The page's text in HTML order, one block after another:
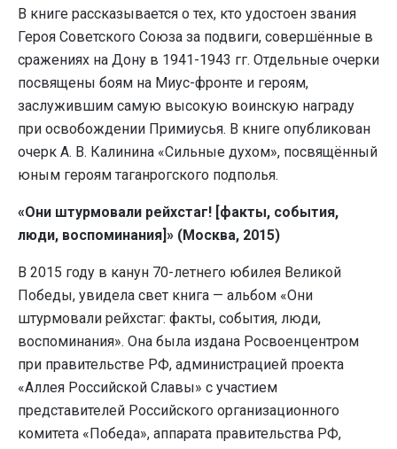
В книге рассказывается о тех, кто удостоен звания
Героя Советского Союза за подвиги, совершённые в
сражениях на Дону в 1941-1943 гг. Отдельные очерки
посвящены боям на Миус-фронте и героям,
заслужившим самую высокую воинскую награду
при освобождении Примиусья. В книге опубликован
очерк А. В. Калинина «Сильные духом», посвящённый
юным героям таганрогского подполья.
«Они штурмовали рейхстаг! [факты, события,
люди, воспоминания]» (Москва, 2015)
В 2015 году в канун 70-летнего юбилея Великой
Победы, увидела свет книга — альбом «Они
штурмовали рейхстаг: факты, события, люди,
воспоминания». Она была издана Росвоенцентром
при правительстве РФ, администрацией проекта
«Аллея Российской Славы» с участием
представителей Российского организационного
комитета «Победа», аппарата правительства РФ,